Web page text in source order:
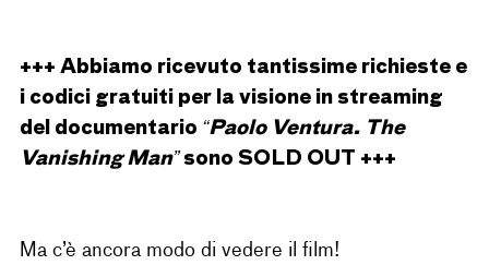
+++ Abbiamo ricevuto tantissime richieste e
i codici gratuiti per la visione in streaming
del documentario “Paolo Ventura. The
Vanishing Man”sono SOLD OUT +++
Ma c’è ancora modo di vedere il film!